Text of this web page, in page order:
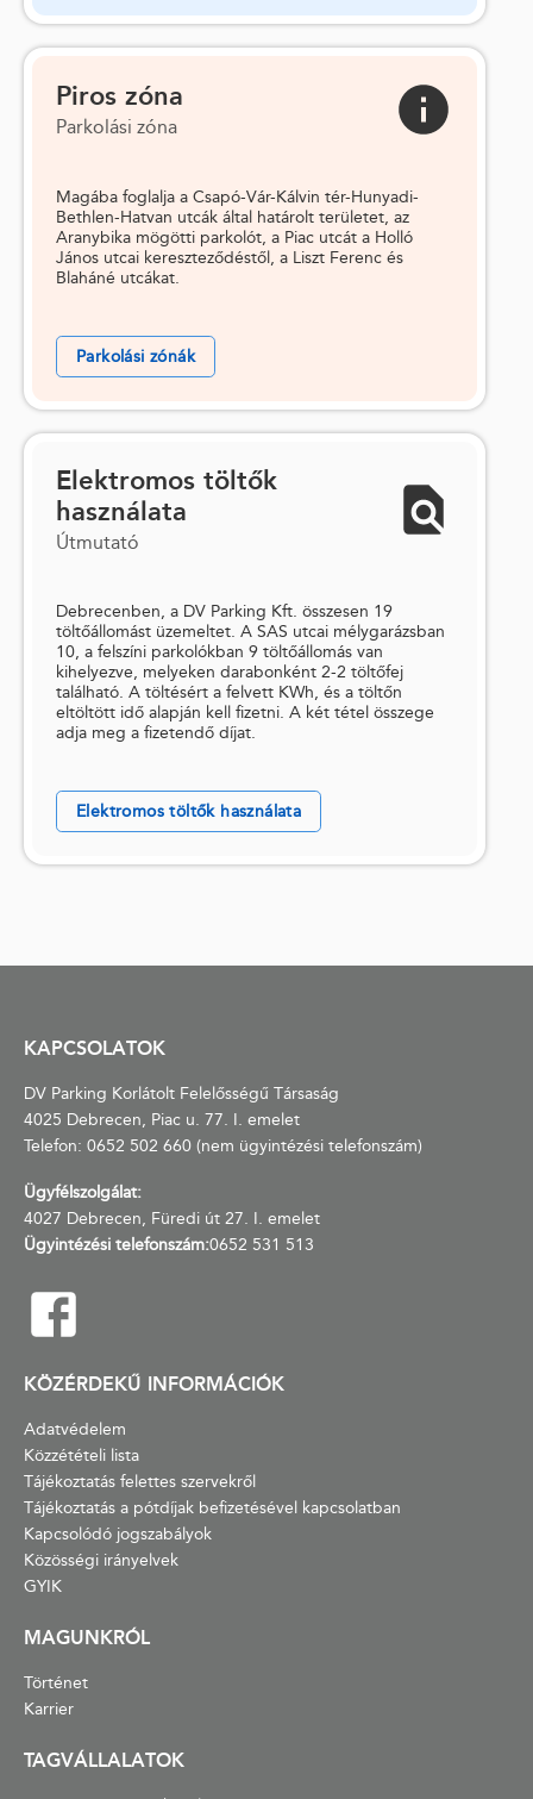
Piros zóna
Parkolási zóna
Magába foglalja a Csapó-Vár-Kálvin tér-Hunyadi-
Bethlen-Hatvan utcák által határolt területet, az
Aranybika mögötti parkolót, a Piac utcát a Holló
János utcai kereszteződéstől, a Liszt Ferenc és
Blaháné utcákat.
Parkolási zónák
Elektromos töltők
használata
Útmutató
Debrecenben, a DV Parking Kft. összesen 19
töltőállomást üzemeltet. A SAS utcai mélygarázsban
10, a felszíni parkolókban 9 töltőállomás van
kihelyezve, melyeken darabonként 2-2 töltőfej
található. A töltésért a felvett KWh, és a töltőn
eltöltött idő alapján kell fizetni. A két tétel összege
adja meg a fizetendő díjat.
Elektromos töltők használata
KAPCSOLATOK
DV Parking Korlátolt Felelősségű Társaság
4025 Debrecen, Piac u. 77. I. emelet
Telefon: 0652 502 660 (nem ügyintézési telefonszám)
Ügyfélszolgálat:
4027 Debrecen, Füredi út 27. I. emelet
Ügyintézési telefonszám:0652 531 513
KÖZÉRDEKŰ INFORMÁCIÓK
Adatvédelem
Közzétételi lista
Tájékoztatás felettes szervekről
Tájékoztatás a pótdíjak befizetésével kapcsolatban
Kapcsolódó jogszabályok
Közösségi irányelvek
GYIK
MAGUNKRÓL
Történet
Karrier
TAGVÁLLALATOK